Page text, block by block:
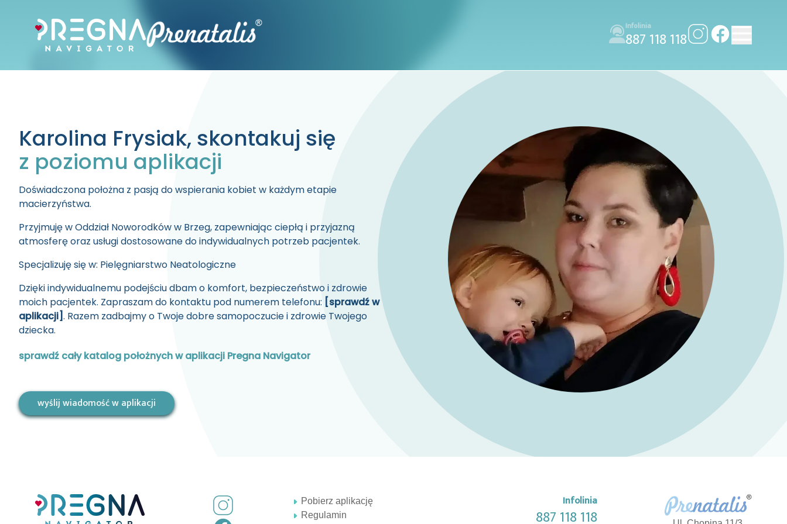
Infolinia
887 118 118
Karolina Frysiak, skontakuj się
z poziomu aplikacji
Doświadczona położna z pasją do wspierania kobiet w każdym etapie
macierzyństwa.
Przyjmuję wOddział Noworodków w Brzeg, zapewniając ciepłą i przyjazną
atmosferę oraz usługi dostosowane do indywidualnych potrzeb pacjentek.
Specjalizuję się w: Pielęgniarstwo Neatologiczne
Dzięki indywidualnemu podejściu dbam o komfort, bezpieczeństwo i zdrowie
moich pacjentek. Zapraszam do kontaktu pod numerem telefonu: [sprawdź w
aplikacji]. Razem zadbajmy o Twoje dobre samopoczucie i zdrowie Twojego
dziecka.
sprawdź cały katalog położnych w aplikacji Pregna Navigator
wyślij wiadomość w aplikacji
Pobierz aplikację
Regulamin
Infolinia
887 118 118